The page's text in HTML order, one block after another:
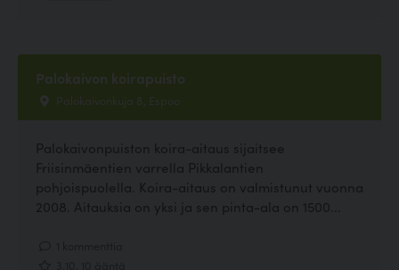
Palokaivon koirapuisto
Palokaivonkuja 8, Espoo
Palokaivonpuiston koira-aitaus sijaitsee
Friisinmäentien varrella Pikkalantien
pohjoispuolella. Koira-aitaus on valmistunut vuonna
2008. Aitauksia on yksi ja sen pinta-ala on 1500...